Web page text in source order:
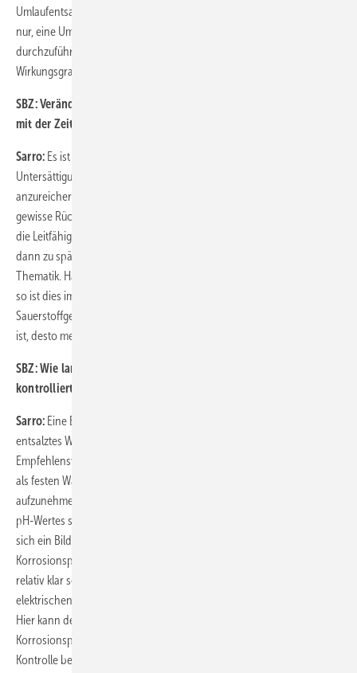
Umlaufentsalzung hat somit auch eine reinigende Wirkung. Wichtig ist
nur, eine Umlaufentsalzung vor dem ersten Aufheizvorgang
durchzuführen, da sonst bereits Kalk am WT ausfällt und den
Wirkungsgrad schmälert.
SBZ:Verändert sich durch Ablagerungen im System das Wasser
mit der Zeit nicht?
Sarro: Es ist in der Tat so, dass entsalztes Wasser grundsätzlich eine
Untersättigung hat und in der Lage ist, sich mit Ionen wieder
anzureichern. Das bedeutet auch, dass eine verkalkte Anlage eine
gewisse Rücklösung in das salzarme Wasser haben kann und somit
die Leitfähigkeit wieder ansteigt. Eine weitere Umlaufentsalzung wäre
dann zu späterer Zeit hilfreich. Wichtig ist hierbei das Verständnis der
Thematik. Hat eine Bestandsanlage Probleme mit Magnetitschlamm,
so ist dies immer ein Zeichen für ablaufende Korrosion, da der
Sauerstoffgehalt zu hoch ist. Je geringer die elektrische Leitfähigkeit
ist, desto mehr Sauerstoff kann aber im System toleriert werden.
SBZ:Wie lange hält eine Entsalzung vor? Sollte regelmäßig
kontrolliert werden und gegebenenfalls erneut entsalzt werden?
Sarro: Eine Entsalzung ist ein dauerhafter Zustand. Sofern auch nur
entsalztes Wasser nachgefüllt wird, verändert sich dieser Wert nicht.
Empfehlenswert ist es in jedem Fall auch das Heizungsumlaufwasser
als festen Wartungspunkt bei der jährlichen Inspektion mit
aufzunehmen. Eine Messung der elektrischen Leitfähigkeit und des
pH-Wertes sowie die Sichtkontrolle reichen hier vollkommen aus, um
sich ein Bild über den Zustand des Heizungswassers und somit des
Korrosionspotenzials zu verschaffen. Das Heizungswasser sollte
relativ klar sein. Möglichkeiten zur dauerhaften Kontrolle der
elektrischen Leitfähigkeit von außen bietet z. B. das Purotap i-control.
Hier kann der Betreiber einer Heizungsanlage mit einem Blick das
Korrosionspotenzial ablesen und bei Bedarf den Fachmann zur
Kontrolle benachrichtigen.